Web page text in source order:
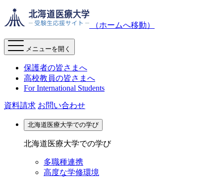
（ホームへ移動）
メニューを開く
保護者の皆さまへ
高校教員の皆さまへ
For International Students
資料請求 お問い合わせ
北海道医療大学での学び
北海道医療大学での学び
多職種連携
高度な学修環境